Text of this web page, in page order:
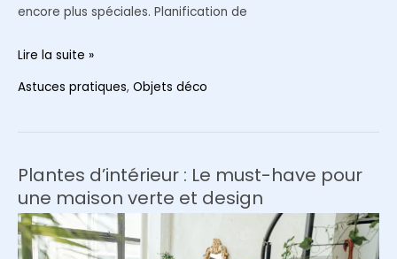
encore plus spéciales. Planification de
Comment
Noël
parfaite
?
Lire la suite »
Astuces pratiques, Objets déco
Plantes d’intérieur : Le must-have pour
une maison verte et design